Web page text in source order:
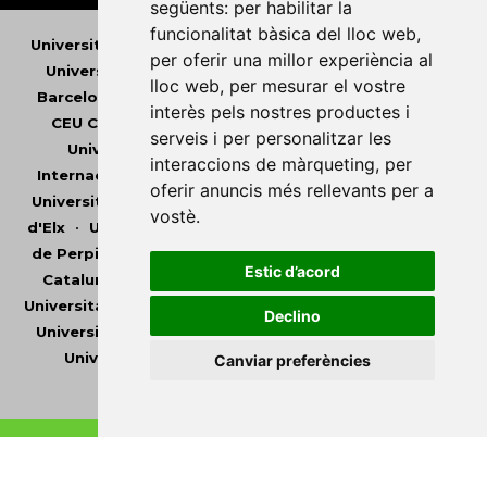
següents: per habilitar la
funcionalitat bàsica del lloc web,
per oferir una millor experiència al
lloc web, per mesurar el vostre
interès pels nostres productes i
serveis i per personalitzar les
interaccions de màrqueting, per
oferir anuncis més rellevants per a
vostè.
Estic d’acord
Declino
Canviar preferències
Universitat Abat Oliba CEU•Universitat d'Alacant
Universitat d'Andorra •Universitat Autònoma de
Barcelona
Universitat de Barcelona• Universitat
CEU Cardenal Herrera• Universitat de Girona
Universitat de les Illes Balears•Universitat
Internacional de Catalunya • Universitat Jaume I
Universitat de Lleida •Universitat Miguel Hernández
d'Elx• Universitat Oberta de Catalunya
de Perpinyà Via Domitia•Universitat Politècnica de
Catalunya
Universitat Politècnica de València
Universitat Pompeu Fabra
Universitat Rovira i Virgili
•
Universitat de València•Universitat de Vic -